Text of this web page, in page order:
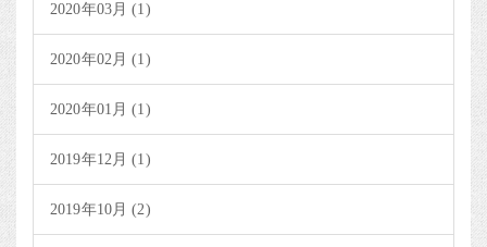
2020年03月 (1)
2020年02月 (1)
2020年01月 (1)
2019年12月 (1)
2019年10月 (2)